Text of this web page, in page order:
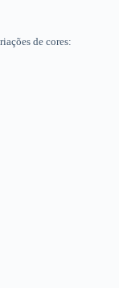
de cores: